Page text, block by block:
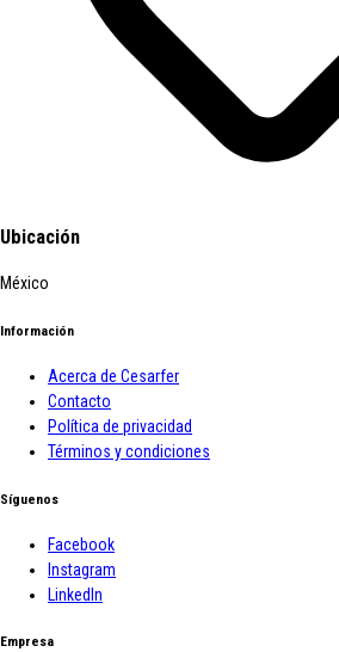
Ubicación
México
Información
Acerca de Cesarfer
Contacto
Política de privacidad
Términos y condiciones
Síguenos
Facebook
Instagram
LinkedIn
Empresa